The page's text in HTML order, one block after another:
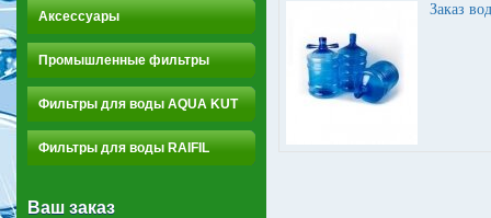
Аксессуары
Промышленные фильтры
Фильтры для воды AQUA KUT
Фильтры для воды RAIFIL
Ваш заказ
Заказ